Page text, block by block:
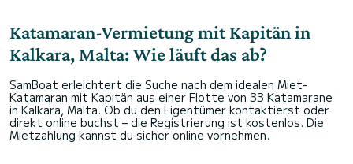
Katamaran-Vermietung mit Kapitän in
Kalkara, Malta: Wie läuft das ab?
SamBoat erleichtert die Suche nach dem idealen Miet-
Katamaran mit Kapitän aus einer Flotte von 33 Katamarane
in Kalkara, Malta. Ob du den Eigentümer kontaktierst oder
direkt online buchst – die Registrierung ist kostenlos. Die
Mietzahlung kannst du sicher online vornehmen.